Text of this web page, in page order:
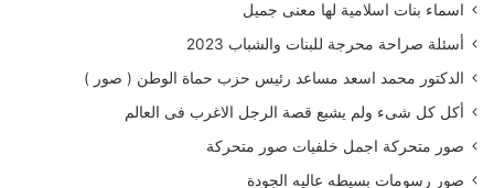
اسماء بنات اسلامية لها معنى جميل
أسئلة صراحة محرجة للبنات والشباب 2023
الدكتور محمد اسعد مساعد رئيس حزب حماة الوطن ( صور )
أكل كل شىء ولم يشبع قصة الرجل الاغرب فى العالم
صور متحركة اجمل خلفيات صور متحركة
صور رسومات بسيطه عاليه الجودة